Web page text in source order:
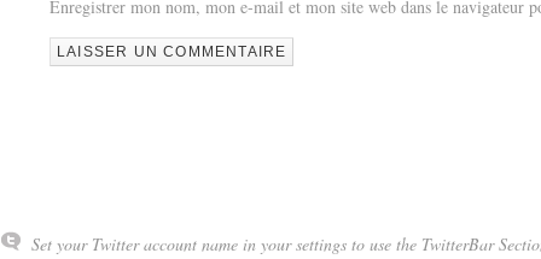
Enregistrer mon nom, mon e-mail et mon site web dans le navigateur
Set your Twitter account name in your settings to use the TwitterBar